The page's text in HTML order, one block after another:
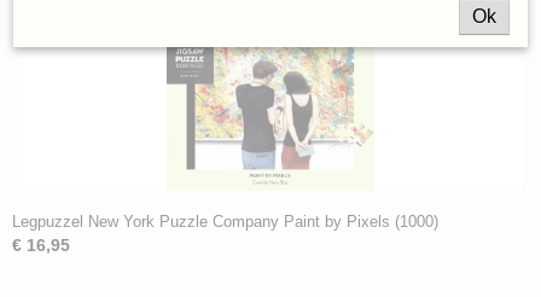
Legpuzzel New York Puzzle Company Paint by Pixels (1000)
€ 16,95
Ok